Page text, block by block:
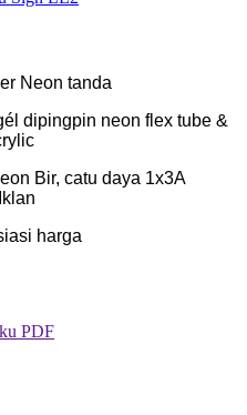
Neon tanda
dipingpin neon flex tube &
Bir, catu daya 1x3A
harga
PDF